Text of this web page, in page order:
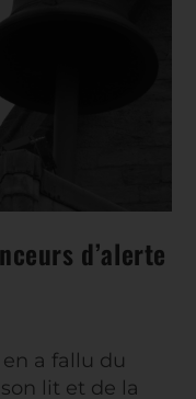
d’alerte
a fallu du
lit et de la